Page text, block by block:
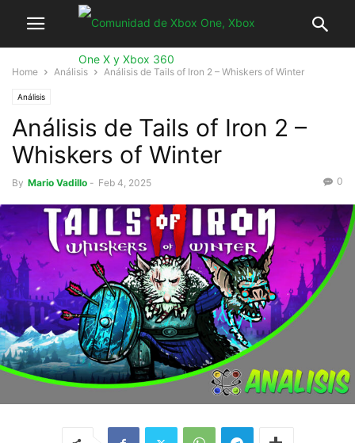
Home Análisis Análisis de Tails of Iron 2 – Whiskers of Winter
Análisis
Análisis de Tails of Iron 2 –
Whiskers of Winter
By Mario Vadillo - Feb 4, 2025 0